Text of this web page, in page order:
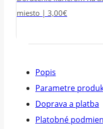
miesto | 3,00€
Popis
Parametre
Doprava a platba
Platobné